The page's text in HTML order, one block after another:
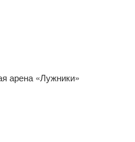
арена «Лужники»